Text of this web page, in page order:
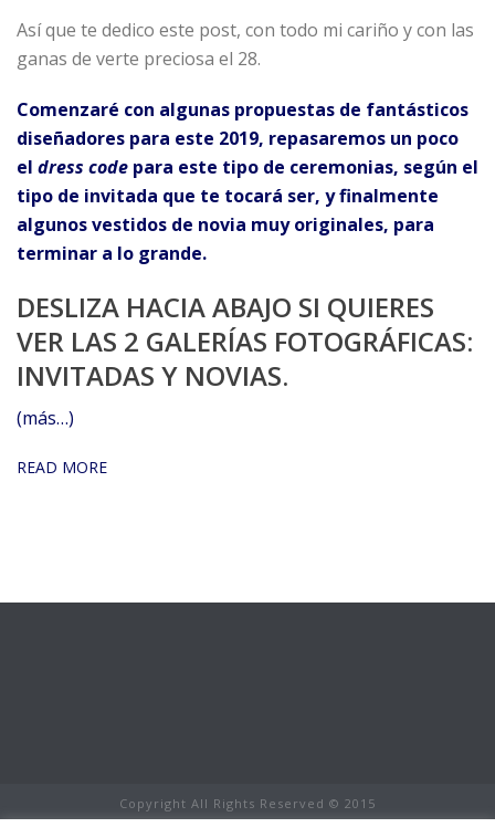
Así que te dedico este post, con todo mi cariño y con las
ganas de verte preciosa el 28.
Comenzaré con algunas propuestas de fantásticos
diseñadores para este 2019, repasaremos un poco
el dress code para este tipo de ceremonias, según el
tipo de invitada que te tocará ser, y finalmente
algunos vestidos de novia muy originales, para
terminar a lo grande.
DESLIZA HACIA ABAJO SI QUIERES
VER LAS 2 GALERÍAS FOTOGRÁFICAS:
INVITADAS Y NOVIAS.
(más…)
READ MORE
Copyright All Rights Reserved © 2015